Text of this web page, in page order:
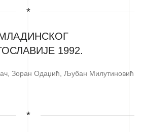
*
1992.
Зоран Одаџић, Љубан Милутиновић
*